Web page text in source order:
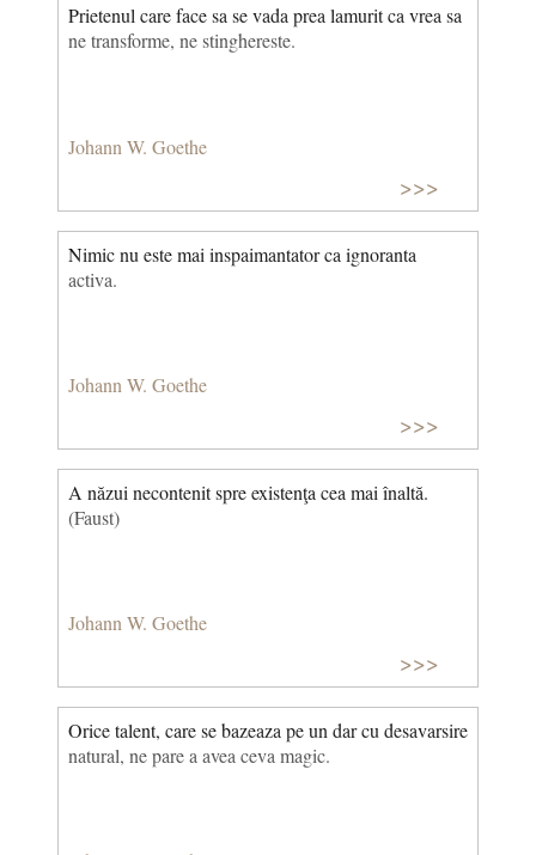
Prietenul care face sa se vada prea lamurit ca vrea sa
ne transforme, ne stinghereste.
Johann W. Goethe
>>>
Nimic nu este mai inspaimantator ca ignoranta
activa.
Johann W. Goethe
>>>
A năzui necontenit spre existenţa cea mai înaltă.
(Faust)
Johann W. Goethe
>>>
Orice talent, care se bazeaza pe un dar cu desavarsire
natural, ne pare a avea ceva magic.